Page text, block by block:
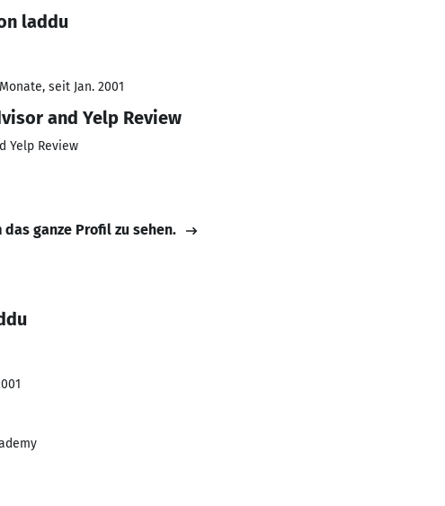
laddu
seit Jan. 2001
and Yelp Review
Yelp Review
das ganze Profil zu sehen.